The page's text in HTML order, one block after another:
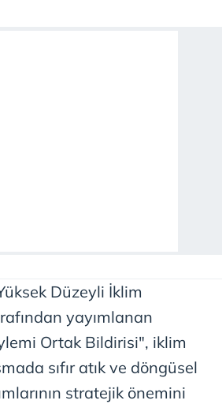
Düzeyli İklim
yayımlanan
Ortak Bildirisi", iklim
sıfır atık ve döngüsel
stratejik önemini